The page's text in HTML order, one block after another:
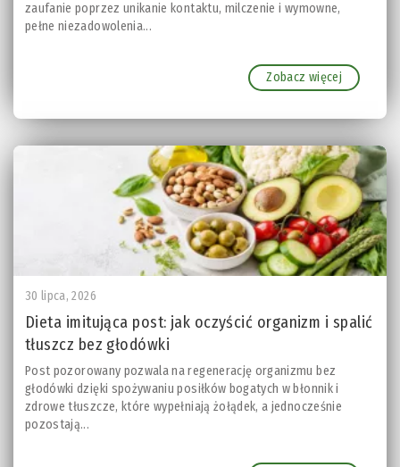
zaufanie poprzez unikanie kontaktu, milczenie i wymowne,
pełne niezadowolenia...
Zobacz więcej
30 lipca, 2026
Dieta imitująca post: jak oczyścić organizm i spalić
tłuszcz bez głodówki
Post pozorowany pozwala na regenerację organizmu bez
głodówki dzięki spożywaniu posiłków bogatych w błonnik i
zdrowe tłuszcze, które wypełniają żołądek, a jednocześnie
pozostają...